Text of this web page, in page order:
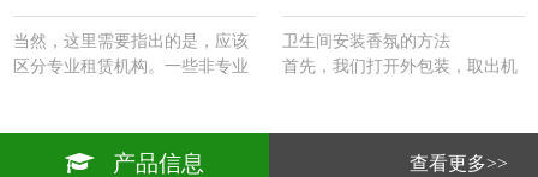
当然，这里需要指出的是，应该
区分专业租赁机构。一些非专业
化面积都比商用机器小一个尺
卫生间安装香氛的方法
首先，我们打开外包装，取出机
查看更多>>
产品信息